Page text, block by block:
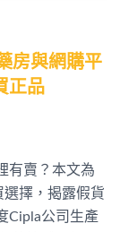
房與網購平
正品
有賣？本文為
擇，揭露假貨
Cipla公司生產